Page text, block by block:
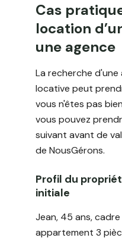
Cas
location
une agence
La recherche
locative peut
vous n'êtes pas
vous pouvez
suivant avant de
de NousGérons.
Profil du
initiale
Jean, 45 ans,
appartement 3